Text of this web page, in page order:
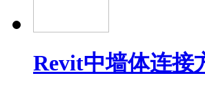
Revit中墙体连接